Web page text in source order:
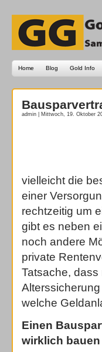
Home Blog Gold Info
admin | Mittwoch, 19. Oktober
vielleicht die
einer
rechtzeitig um
gibt es neben
noch andere
private
Tatsache,
welche
Einen
wirklich